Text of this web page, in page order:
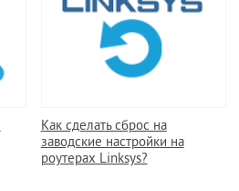
Как сделать сброс на
заводские настройки на
роутерах Linksys?